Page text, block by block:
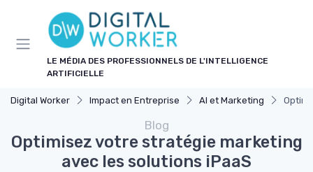
LE MÉDIA DES PROFESSIONNELS DE L'INTELLIGENCE
ARTIFICIELLE
Digital Worker Impact en Entreprise AI et Marketing
Blog
Optimisez votre stratégie marketing
avec les solutions iPaaS